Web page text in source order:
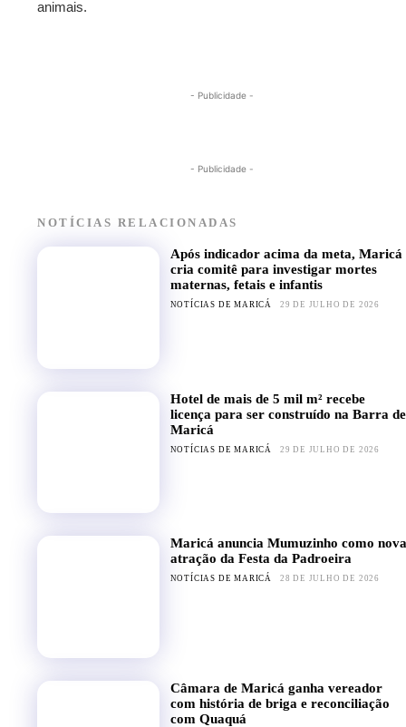
animais.
- Publicidade -
- Publicidade -
NOTÍCIAS RELACIONADAS
Após indicador acima da meta, Maricá
cria comitê para investigar mortes
maternas, fetais e infantis
NOTÍCIAS DE MARICÁ 29 DE JULHO DE 2026
Hotel de mais de 5 mil m² recebe
licença para ser construído na Barra de
Maricá
NOTÍCIAS DE MARICÁ 29 DE JULHO DE 2026
Maricá anuncia Mumuzinho como nova
atração da Festa da Padroeira
NOTÍCIAS DE MARICÁ 28 DE JULHO DE 2026
Câmara de Maricá ganha vereador
com história de briga e reconciliação
com Quaquá